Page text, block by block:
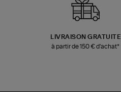
LIVRAISON GRATUITE
à partir de 150 € d'achat*